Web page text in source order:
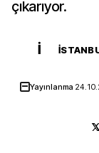
çıkarıyor.
İ
Yayınlanma